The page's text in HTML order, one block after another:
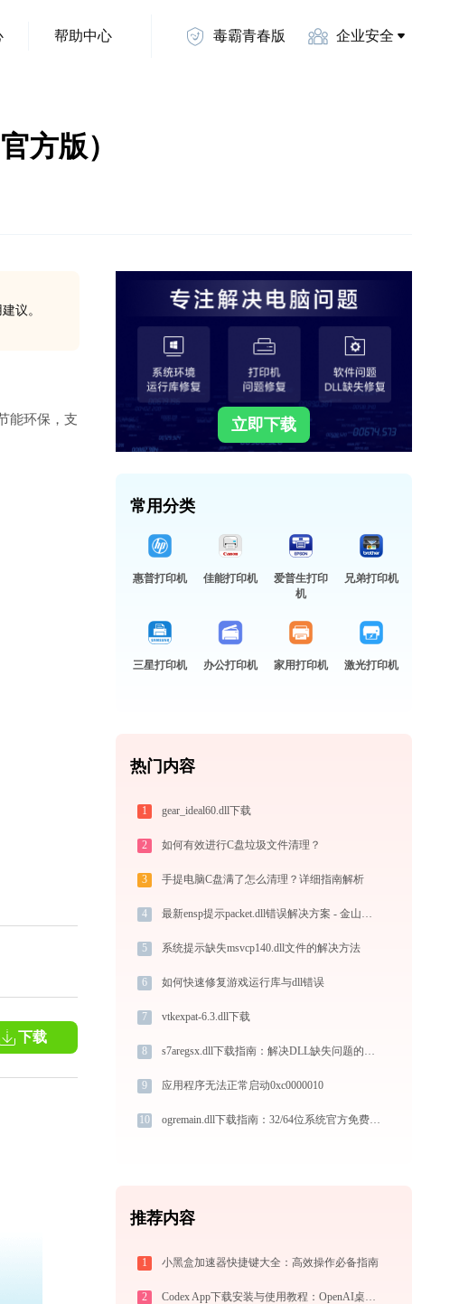
帮助中心 毒霸青春版 企业安全
方版）
议。
能环保，支
下载
立即下载
常用分类
惠普打印机 佳能打印机
爱普生打印
机
兄弟打印机
三星打印机 办公打印机 家用打印机 激光打印机
热门内容
1 gear_ideal60.dll下载
2 如何有效进行C盘垃圾文件清理？
3 手提电脑C盘满了怎么清理？详细指南解析
4 最新ensp提示packet.dll错误解决方案 - 金山毒霸
5 系统提示缺失msvcp140.dll文件的解决方法
6 如何快速修复游戏运行库与dll错误
7 vtkexpat-6.3.dll下载
8 s7aregsx.dll下载指南：解决DLL缺失问题的完整方案（32/64位官方免费版）
9 应用程序无法正常启动0xc0000010
10 ogremain.dll下载指南：32/64位系统官方免费修复方案
推荐内容
1 小黑盒加速器快捷键大全：高效操作必备指南
2 Codex App下载安装与使用教程：OpenAI桌面端代码助手从入门到高效协作